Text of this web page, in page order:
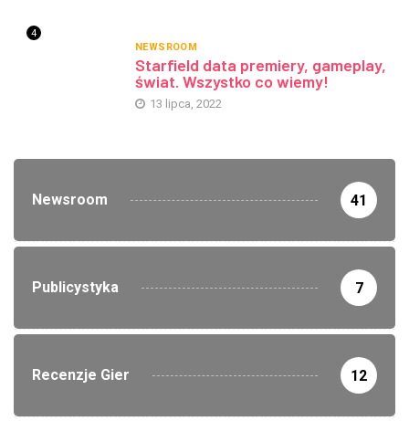
4
NEWSROOM
Starfield data premiery, gameplay,
świat. Wszystko co wiemy!
13 lipca, 2022
Newsroom 41
Publicystyka 7
Recenzje Gier 12